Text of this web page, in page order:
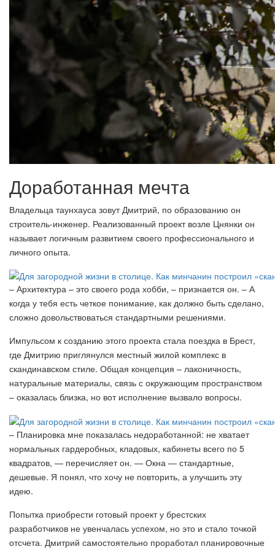
Доработанная мечта
Владельца таунхауса зовут Дмитрий, по образованию он
строитель-инженер. Реализованный проект возле Цнянки он
называет логичным развитием своего профессионального и
личного опыта.
– Архитектура – это своего рода хобби, – признается он. – А
когда у тебя есть четкое понимание, как должно быть сделано,
сложно довольствоваться стандартными решениями.
Импульсом к созданию этого проекта стала поездка в Брест,
где Дмитрию приглянулся местный жилой комплекс в
скандинавском стиле. Общая концепция – лаконичность,
натуральные материалы, связь с окружающим пространством
– оказалась близка, но вот исполнение вызвало вопросы.
– Планировка мне показалась недоработанной: не хватает
нормальных гардеробных, кладовых, кабинеты всего по 5
квадратов, — перечисляет он. — Окна — стандартные,
дешевые. Я понял, что хочу не повторить, а улучшить эту
идею.
Попытка приобрести готовый проект у брестских
разработчиков не увенчалась успехом, но это и стало точкой
отсчета. Дмитрий самостоятельно проработал планировочные